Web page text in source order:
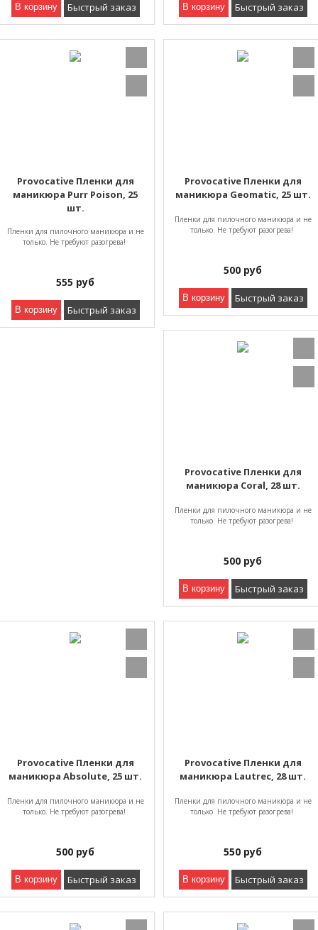
В корзину Быстрый заказ В корзину Быстрый заказ
Provocative Пленки для
маникюра Purr Poison, 25
шт.
Пленки для пилочного маникюра и не
только. Не требуют разогрева!
555 руб
В корзину Быстрый заказ
Provocative Пленки для
маникюра Geomatic, 25 шт.
Пленки для пилочного маникюра и не
только. Не требуют разогрева!
500 руб
В корзину Быстрый заказ
Provocative Пленки для
маникюра Coral, 28 шт.
Пленки для пилочного маникюра и не
только. Не требуют разогрева!
500 руб
В корзину Быстрый заказ
Provocative Пленки для
маникюра Absolute, 25 шт.
Пленки для пилочного маникюра и не
только. Не требуют разогрева!
500 руб
В корзину Быстрый заказ
Provocative Пленки для
маникюра Lautrec, 28 шт.
Пленки для пилочного маникюра и не
только. Не требуют разогрева!
550 руб
В корзину Быстрый заказ